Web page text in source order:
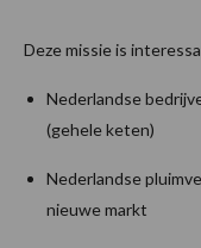
Deze missie is
Nederlandse
(gehele keten)
Nederlandse
nieuwe markt